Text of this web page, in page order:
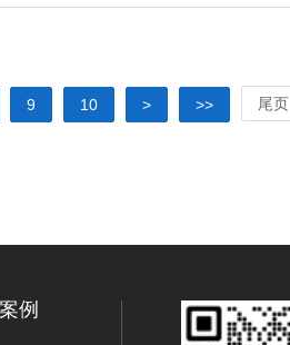
9 10 > >> 尾页
例